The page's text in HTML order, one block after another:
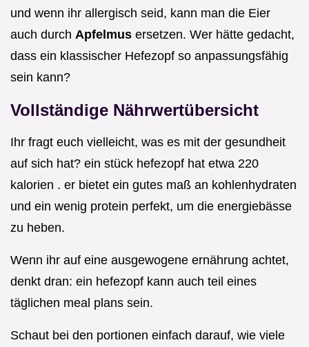
und wenn ihr allergisch seid, kann man die Eier
auch durch Apfelmus ersetzen. Wer hätte gedacht,
dass ein klassischer Hefezopf so anpassungsfähig
sein kann?
Vollständige Nährwertübersicht
Ihr fragt euch vielleicht, was es mit der gesundheit
auf sich hat? ein stück hefezopf hat etwa 220
kalorien . er bietet ein gutes maß an kohlenhydraten
und ein wenig protein perfekt, um die energiebässe
zu heben.
Wenn ihr auf eine ausgewogene ernährung achtet,
denkt dran: ein hefezopf kann auch teil eines
täglichen meal plans sein.
Schaut bei den portionen einfach darauf, wie viele